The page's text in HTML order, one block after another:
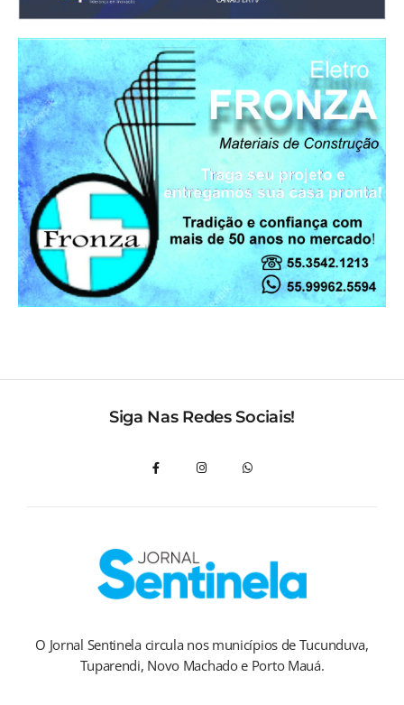
Siga Nas Redes Sociais!
O Jornal Sentinela circula nos municípios de Tucunduva,
Tuparendi, Novo Machado e Porto Mauá.